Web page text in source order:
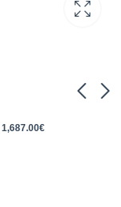
1,687.00€